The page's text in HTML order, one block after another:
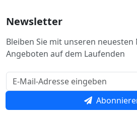
Newsletter
Bleiben Sie mit unseren
Angeboten auf dem Laufenden